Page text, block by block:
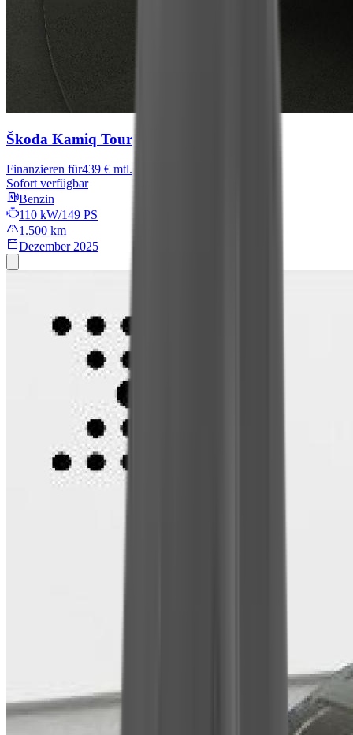
Škoda Kamiq Tour
Finanzieren für439 € mtl.
Sofort verfügbar
Benzin
110 kW/149 PS
1.500 km
Dezember 2025